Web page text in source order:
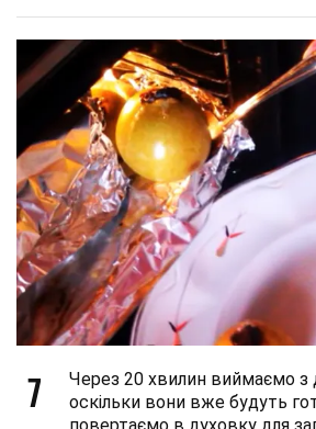
7
Через 20 хвилин виймаємо з
оскільки вони вже будуть